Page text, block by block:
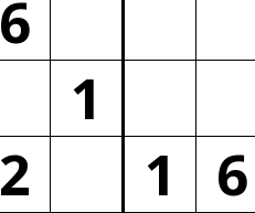
6
1
2
1
6